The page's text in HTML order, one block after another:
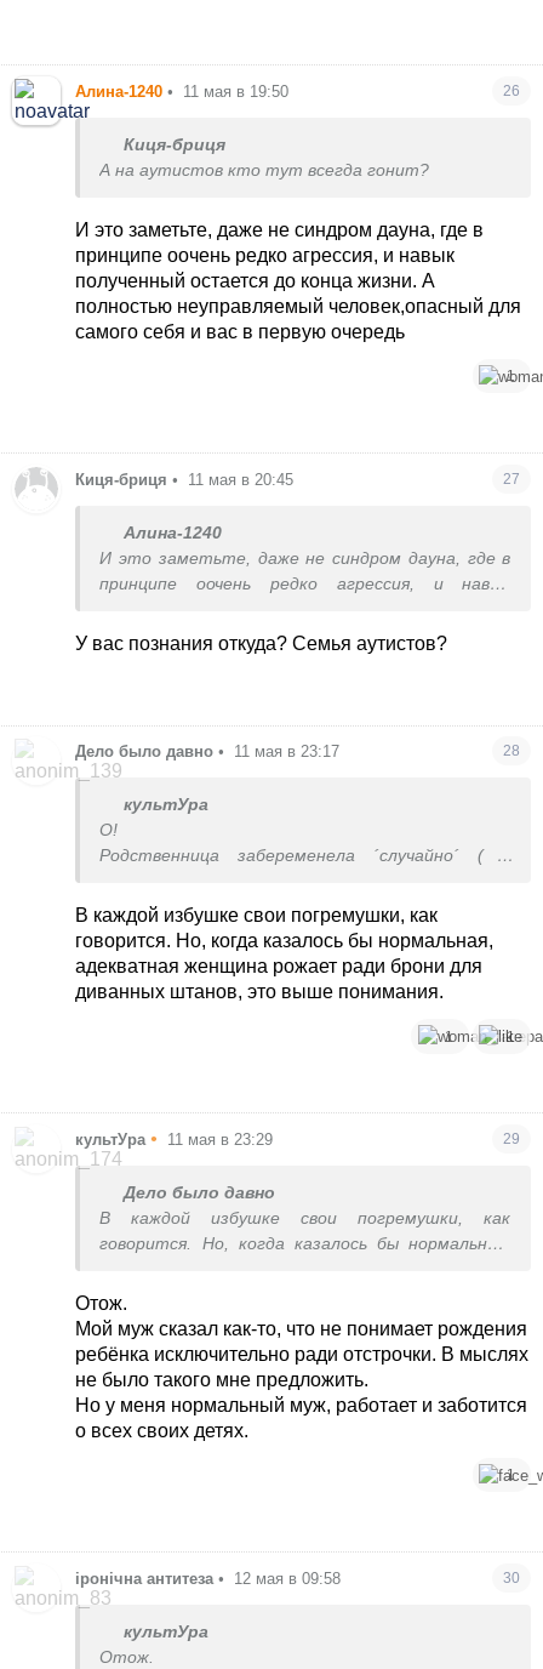
Алина-1240 • 11 мая в 19:50 26
Киця-бриця
А на аутистов кто тут всегда гонит?
И это заметьте, даже не синдром дауна, где в
принципе оочень редко агрессия, и навык
полученный остается до конца жизни. А
полностью неуправляемый человек,опасный для
самого себя и вас в первую очередь
1
Киця-бриця • 11 мая в 20:45 27
Алина-1240
И это заметьте, даже не синдром дауна, где в
принципе оочень редко агрессия, и навык
полностью неуправляемый человек,опасный для
У вас познания откуда? Семья аутистов?
Дело было давно • 11 мая в 23:17 28
культУра
О!
Родственница забеременела ´случайно´ ( я
работа с возможностью карьеры, 2 ребёнка,
один с отклонениями, лечить надо, муж не
работает, дома сидит, её строит. Решила
аборт. Сказала мужу. Он взмолился - оставляй, я
должников, имущество арестовано. На что они
надеются и зачем ей такой мужик - не знаю.
В каждой избушке свои погремушки, как
говорится. Но, когда казалось бы нормальная,
адекватная женщина рожает ради брони для
диванных штанов, это выше понимания.
1 1
культУра • 11 мая в 23:29 29
Дело было давно
В каждой избушке свои погремушки, как
говорится. Но, когда казалось бы нормальная,
диванных штанов, это выше понимания.
Отож.
Мой муж сказал как-то, что не понимает рождения
ребёнка исключительно ради отстрочки. В мыслях
не было такого мне предложить.
Но у меня нормальный муж, работает и заботится
о всех своих детях.
1
іронічна антитеза • 12 мая в 09:58 30
культУра
Отож.